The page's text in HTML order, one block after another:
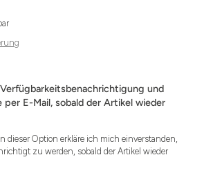
und
per E-Mail, sobald der Artikel wieder
dieser Option erkläre ich mich einverstanden,
zu werden, sobald der Artikel wieder